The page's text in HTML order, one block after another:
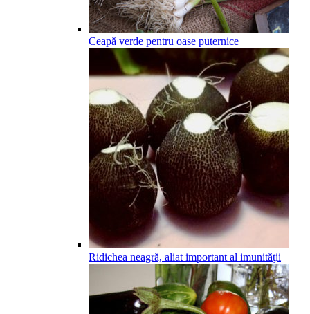
Ceapă verde pentru oase puternice
Ridichea neagră, aliat important al imunităţii